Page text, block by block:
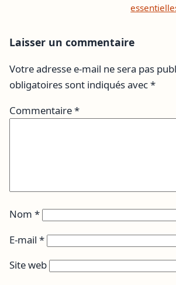
Laisser un commentaire
Votre adresse e-mail ne sera pas
obligatoires sont indiqués avec*
Commentaire*
Nom *
E-mail *
Site web